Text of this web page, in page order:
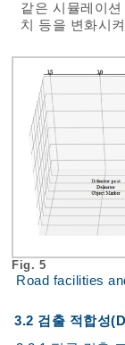
같은 시뮬레이
치 등을 변화시
Fig. 5
Road facilities
3.2 검출 적합성